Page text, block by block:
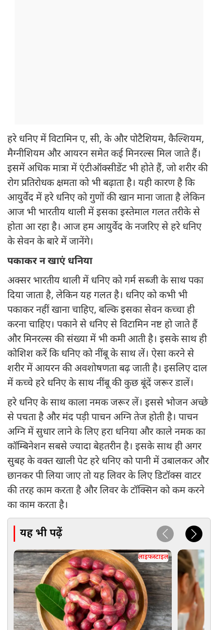
हरे धनिए में विटामिन ए, सी, के और पोटैशियम, कैल्शियम,
मैग्नीशियम और आयरन समेत कई मिनरल्स मिल जाते हैं।
इसमें अधिक मात्रा में एंटीऑक्सीडेंट भी होते हैं, जो शरीर की
रोग प्रतिरोधक क्षमता को भी बढ़ाता है। यही कारण है कि
आयुर्वेद में हरे धनिए को गुणों की खान माना जाता है लेकिन
आज भी भारतीय थाली में इसका इस्तेमाल गलत तरीके से
होता आ रहा है। आज हम आयुर्वेद के नजरिए से हरे धनिए
के सेवन के बारे में जानेंगे।
पकाकर न खाएं धनिया
अक्सर भारतीय थाली में धनिए को गर्म सब्जी के साथ पका
दिया जाता है, लेकिन यह गलत है। धनिए को कभी भी
पकाकर नहीं खाना चाहिए, बल्कि इसका सेवन कच्चा ही
करना चाहिए। पकाने से धनिए से विटामिन नष्ट हो जाते हैं
और मिनरल्स की संख्या में भी कमी आती है। इसके साथ ही
कोशिश करें कि धनिए को नींबू के साथ लें। ऐसा करने से
शरीर में आयरन की अवशोषणता बढ़ जाती है। इसलिए दाल
में कच्चे हरे धनिए के साथ नींबू की कुछ बूंदें जरूर डालें।
हरे धनिए के साथ काला नमक जरूर लें। इससे भोजन अच्छे
से पचता है और मंद पड़ी पाचन अग्नि तेज होती है। पाचन
अग्नि में सुधार लाने के लिए हरा धनिया और काले नमक का
कॉम्बिनेशन सबसे ज्यादा बेहतरीन है। इसके साथ ही अगर
सुबह के वक्त खाली पेट हरे धनिए को पानी में उबालकर और
छानकर पी लिया जाए तो यह लिवर के लिए डिटॉक्स वाटर
की तरह काम करता है और लिवर के टॉक्सिन को कम करने
का काम करता है।
यह भी पढ़ें
लाइफस्टाइल